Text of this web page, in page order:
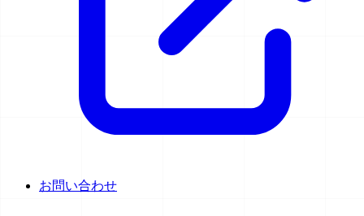
お問い合わせ